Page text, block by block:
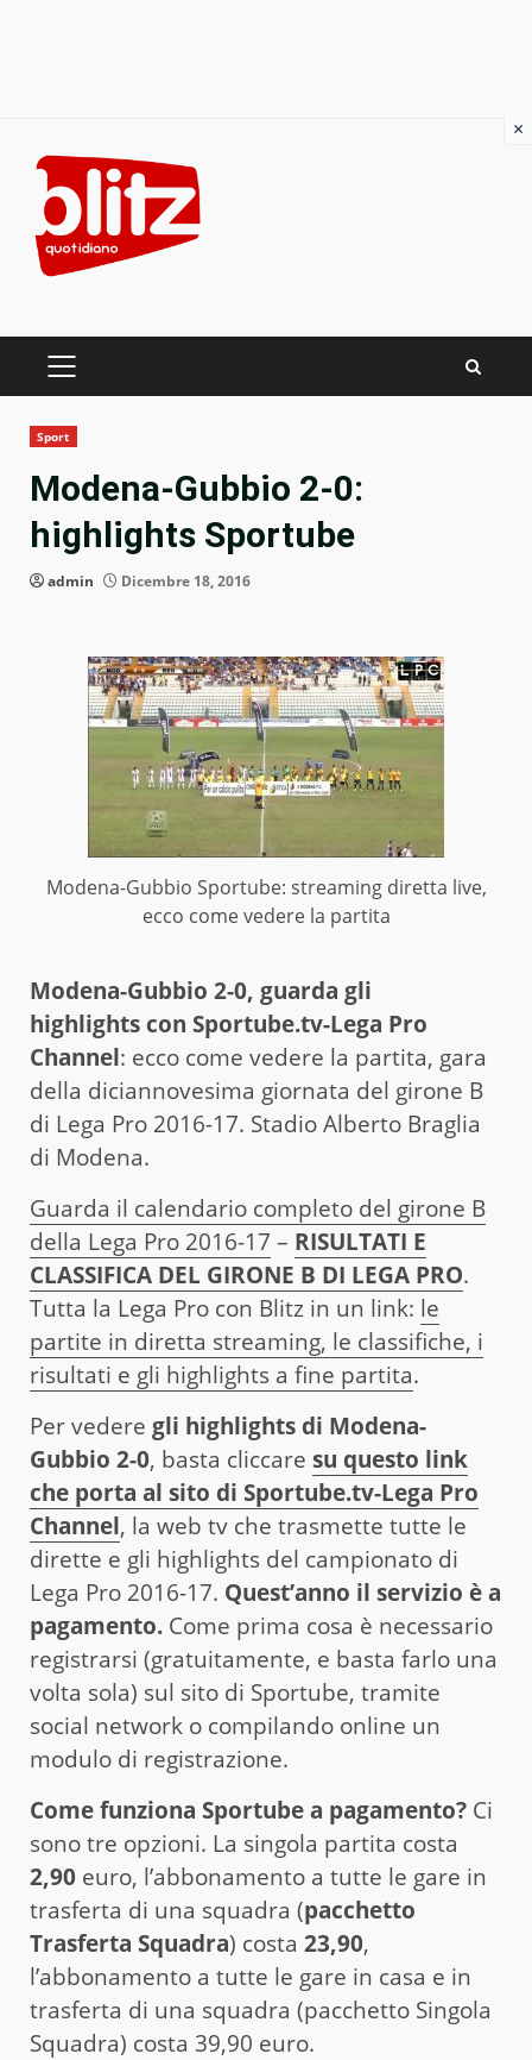
content
PRIMARY
Sport
Modena-Gubbio 2-0:
highlights Sportube
admin Dicembre 18, 2016
Modena-Gubbio Sportube: streaming diretta live,
ecco come vedere la partita
Modena-Gubbio 2-0, guarda gli
highlights con Sportube.tv-Lega Pro
Channel: ecco come vedere la partita, gara
della diciannovesima giornata del girone B
di Lega Pro 2016-17. Stadio Alberto Braglia
di Modena.
Guarda il calendario completo del girone B
della Lega Pro 2016-17 – RISULTATI E
CLASSIFICA DEL GIRONE B DI LEGA PRO.
Tutta la Lega Pro con Blitz in un link: le
partite in diretta streaming, le classifiche, i
risultati e gli highlights a fine partita.
Per vedere gli highlights di Modena-
Gubbio 2-0, basta cliccare su questo link
che porta al sito di Sportube.tv-Lega Pro
Channel, la web tv che trasmette tutte le
dirette e gli highlights del campionato di
Lega Pro 2016-17. Quest’anno il servizio è a
pagamento. Come prima cosa è necessario
registrarsi (gratuitamente, e basta farlo una
volta sola) sul sito di Sportube, tramite
social network o compilando online un
modulo di registrazione.
Come funziona Sportube a pagamento? Ci
sono tre opzioni. La singola partita costa
2,90 euro, l’abbonamento a tutte le gare in
trasferta di una squadra (pacchetto
Trasferta Squadra) costa 23,90,
l’abbonamento a tutte le gare in casa e in
trasferta di una squadra (pacchetto Singola
Squadra) costa 39,90 euro.
×